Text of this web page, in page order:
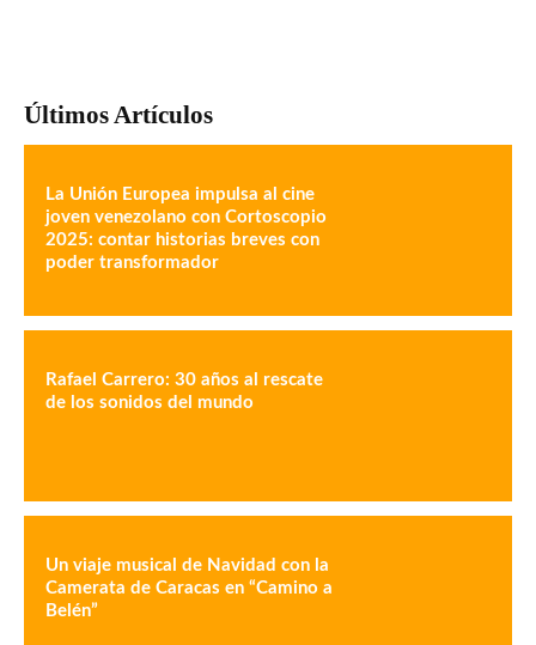
Últimos Artículos
La Unión Europea impulsa al cine
joven venezolano con Cortoscopio
2025: contar historias breves con
poder transformador
Rafael Carrero: 30 años al rescate
de los sonidos del mundo
Un viaje musical de Navidad con la
Camerata de Caracas en “Camino a
Belén”